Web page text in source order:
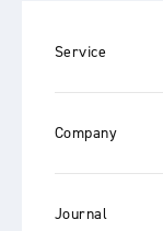
Service
Company
Journal